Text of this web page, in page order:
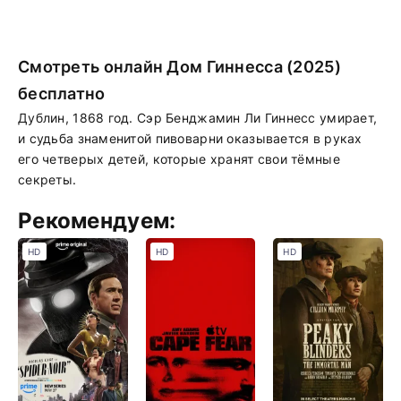
Смотреть онлайн Дом Гиннесса (2025)
бесплатно
Дублин, 1868 год. Сэр Бенджамин Ли Гиннесс умирает,
и судьба знаменитой пивоварни оказывается в руках
его четверых детей, которые хранят свои тёмные
секреты.
Рекомендуем:
HD HD HD